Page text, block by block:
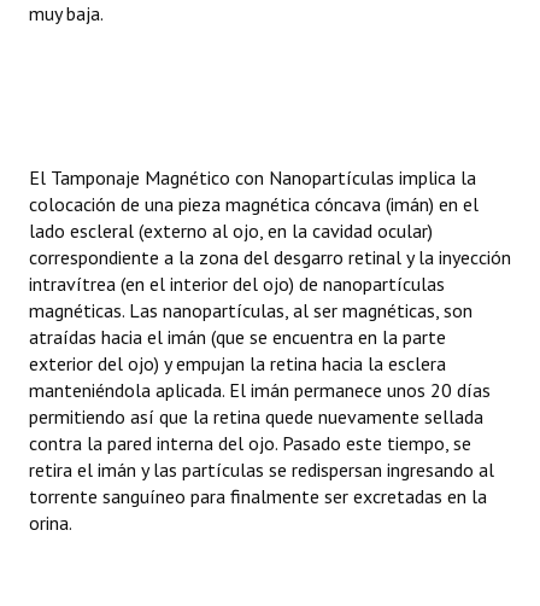
muy baja.
El Tamponaje Magnético con Nanopartículas implica la
colocación de una pieza magnética cóncava (imán) en el
lado escleral (externo al ojo, en la cavidad ocular)
correspondiente a la zona del desgarro retinal y la inyección
intravítrea (en el interior del ojo) de nanopartículas
magnéticas. Las nanopartículas, al ser magnéticas, son
atraídas hacia el imán (que se encuentra en la parte
exterior del ojo) y empujan la retina hacia la esclera
manteniéndola aplicada. El imán permanece unos 20 días
permitiendo así que la retina quede nuevamente sellada
contra la pared interna del ojo. Pasado este tiempo, se
retira el imán y las partículas se redispersan ingresando al
torrente sanguíneo para finalmente ser excretadas en la
orina.